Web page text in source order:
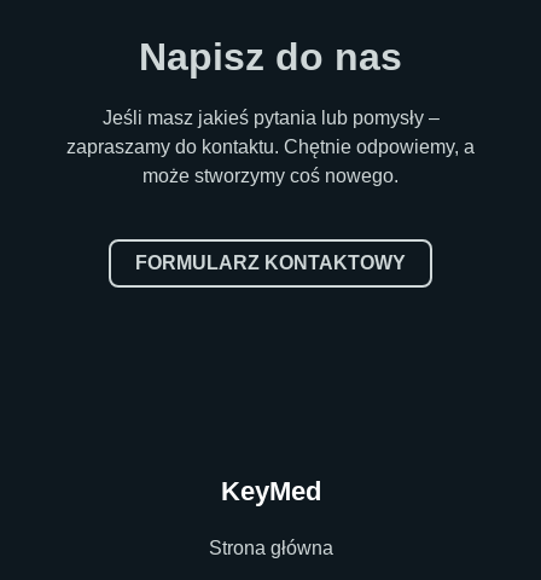
Napisz do nas
Jeśli masz jakieś pytania lub pomysły –
zapraszamy do kontaktu. Chętnie odpowiemy, a
może stworzymy coś nowego.
FORMULARZ KONTAKTOWY
KeyMed
Strona główna